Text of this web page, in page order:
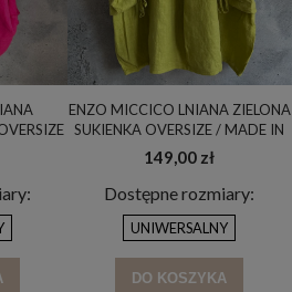
ENZO MICCICO LNIANA ZIELONA
SUKIENKA OVERSIZE / MADE IN
ITALY / UNI
149,00 zł
Dostępne rozmiary:
UNIWERSALNY
DO KOSZYKA